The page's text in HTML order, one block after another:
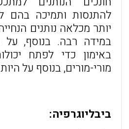
להתנסות ותמיכה בהם
יותר מכלאה נותנים
במידה רבה. בנוסף, על
באימון כדי לפתח
מורי-מורים, בנוסף על
ביבליוגרפיה: